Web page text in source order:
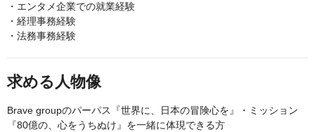
・エンタメ企業での就業経験
・経理事務経験
・法務事務経験
求める人物像
Brave groupのパーパス『世界に、日本の冒険心を』・ミッション
『80億の、心をうちぬけ』を一緒に体現できる方